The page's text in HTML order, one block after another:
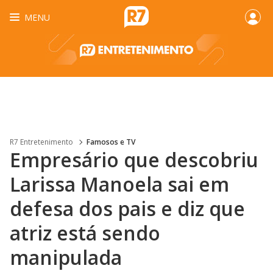
MENU
R7 Entretenimento Famosos e TV
Empresário que descobriu
Larissa Manoela sai em
defesa dos pais e diz que
atriz está sendo
manipulada